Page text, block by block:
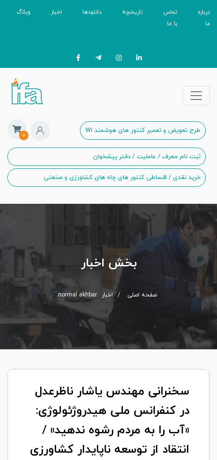
درباره
ما
تماس
با ما
تاریخچه دانلودها اخبار وبلاگ
۰
طرح تعویض و تعمیر کنتور های هوشمند WI
ثبت نام معرف / عاملیت / دفتر پیشخوان
خرید نقدی / اقساطی کنتور های چاه های کشاورزی و صنعتی
بخش اخبار
صفحه اصلی / اخبار normal akhbar
سخنرانی مهندس یاشار ناظرعدل
در کنفرانس ملی هیدروژئولوژی:
«آب را به مردم رشوه ندهید» /
انتقاد از توسعه ناپایدار کشاورزی